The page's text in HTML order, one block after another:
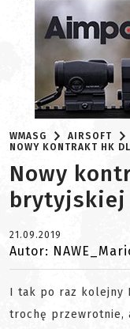
WMASG AIRSOFT
NOWY KONTRAKT HK
Nowy
21.09.2019
Autor:
I tak po raz kolejny
trochę przewrotnie,